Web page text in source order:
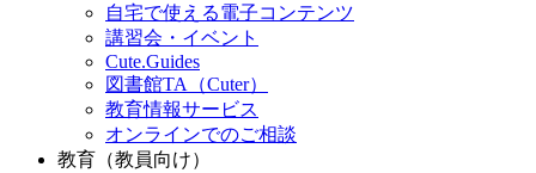
自宅で使える電子コンテンツ
講習会・イベント
Cute.Guides
図書館TA（Cuter）
教育情報サービス
オンラインでのご相談
教育（教員向け）